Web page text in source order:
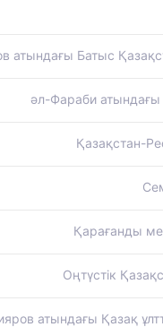
атындағы Батыс
әл-Фараби атындағы
Қазақстан-
Қарағанды
Оңтүстік
атындағы Қазақ